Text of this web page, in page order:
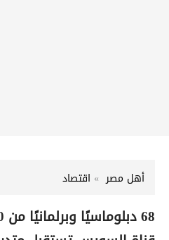
أهل مصر اقتصاد